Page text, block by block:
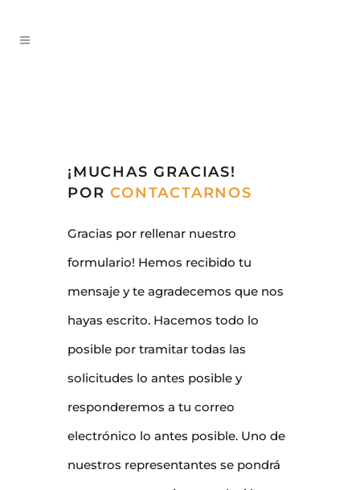
¡MUCHAS GRACIAS!
PORCONTACTARNOS
Gracias por rellenar nuestro
formulario! Hemos recibido tu
mensaje y te agradecemos que nos
hayas escrito. Hacemos todo lo
posible por tramitar todas las
solicitudes lo antes posible y
responderemos a tu correo
electrónico lo antes posible. Uno de
nuestros representantes se pondrá